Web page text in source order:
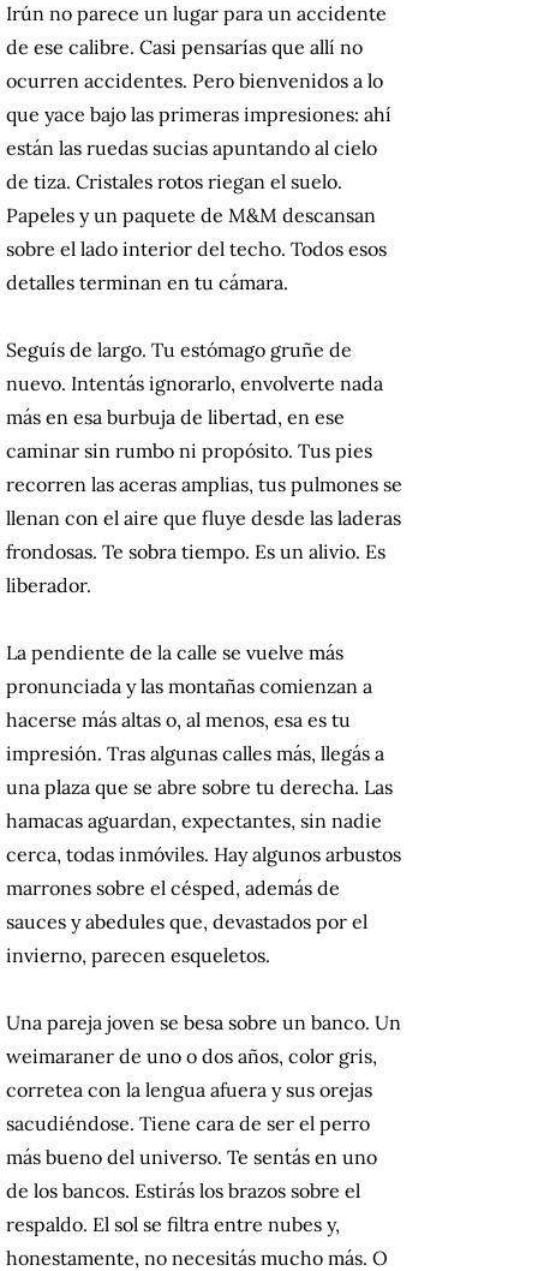
Irún no parece un lugar para un accidente
de ese calibre. Casi pensarías que allí no
ocurren accidentes. Pero bienvenidos a lo
que yace bajo las primeras impresiones: ahí
están las ruedas sucias apuntando al cielo
de tiza. Cristales rotos riegan el suelo.
Papeles y un paquete de M&M descansan
sobre el lado interior del techo. Todos esos
detalles terminan en tu cámara.
Seguís de largo. Tu estómago gruñe de
nuevo. Intentás ignorarlo, envolverte nada
más en esa burbuja de libertad, en ese
caminar sin rumbo ni propósito. Tus pies
recorren las aceras amplias, tus pulmones se
llenan con el aire que fluye desde las laderas
frondosas. Te sobra tiempo. Es un alivio. Es
liberador.
La pendiente de la calle se vuelve más
pronunciada y las montañas comienzan a
hacerse más altas o, al menos, esa es tu
impresión. Tras algunas calles más, llegás a
una plaza que se abre sobre tu derecha. Las
hamacas aguardan, expectantes, sin nadie
cerca, todas inmóviles. Hay algunos arbustos
marrones sobre el césped, además de
sauces y abedules que, devastados por el
invierno, parecen esqueletos.
Una pareja joven se besa sobre un banco. Un
weimaraner de uno o dos años, color gris,
corretea con la lengua afuera y sus orejas
sacudiéndose. Tiene cara de ser el perro
más bueno del universo. Te sentás en uno
de los bancos. Estirás los brazos sobre el
respaldo. El sol se filtra entre nubes y,
honestamente, no necesitás mucho más. O